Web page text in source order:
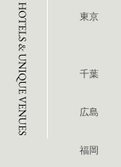
東京
千葉
広島
福岡